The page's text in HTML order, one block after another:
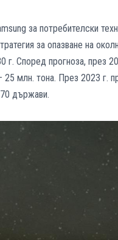
за потребителски
за опазване на
Според прогноза, през
25 млн. тона. През 2023 г.
държави.